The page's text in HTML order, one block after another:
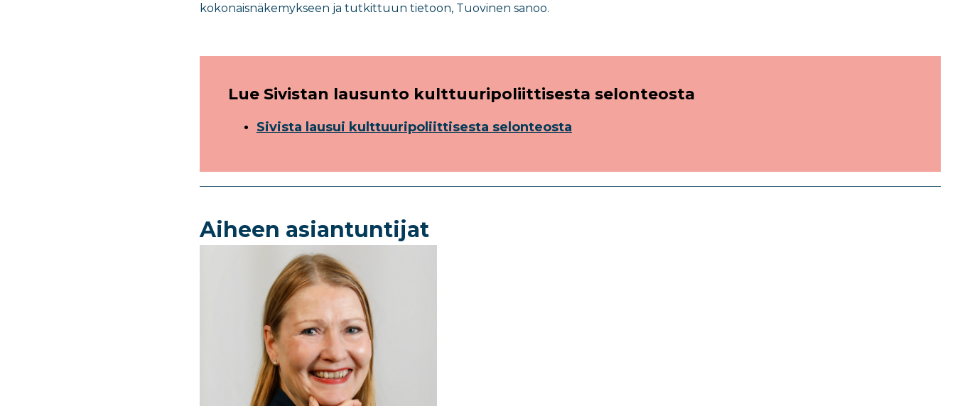
kokonaisnäkemykseen ja tutkittuun tietoon, Tuovinen sanoo.
Lue Sivistan lausunto kulttuuripoliittisesta selonteosta
Sivista lausui kulttuuripoliittisesta selonteosta
Aiheen asiantuntijat